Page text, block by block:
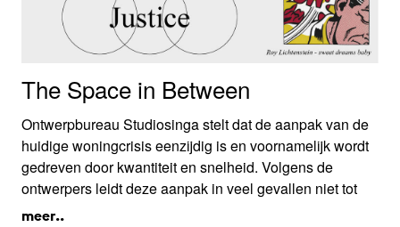
The Space in Between
Ontwerpbureau Studiosinga stelt dat de aanpak van de
huidige woningcrisis eenzijdig is en voornamelijk wordt
gedreven door kwantiteit en snelheid. Volgens de
ontwerpers leidt deze aanpak in veel gevallen niet tot
een verbetering van de woonkwaliteit en leefbaarheid;
meer..